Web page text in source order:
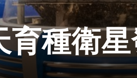
育種衛